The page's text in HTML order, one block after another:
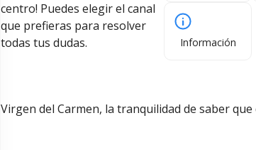
centro! Puedes elegir el canal
que prefieras para resolver
todas tus dudas.
Información
Virgen del Carmen, la tranquilidad de saber